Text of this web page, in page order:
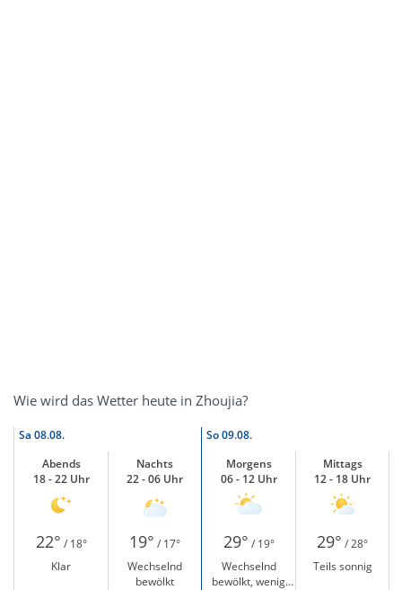
Wie wird das Wetter heute in Zhoujia?
Sa 08.08. So09.08.
Abends
18 - 22 Uhr
Nachts
22 - 06 Uhr
Morgens
06 - 12 Uhr
Mittags
12 - 18 Uhr
22° / 18° 19° / 17° 29° / 19° 29° / 28°
Klar
Wechselnd
bewölkt
Wechselnd
bewölkt, wenig
Teils sonnig